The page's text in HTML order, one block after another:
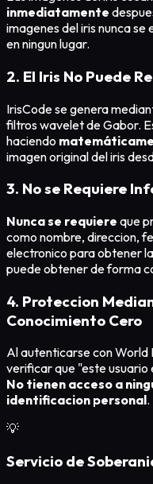
inmediatamente
imagenes del iris nunca se
en ningun lugar.
2. El Iris No Puede
IrisCode se genera
filtros wavelet de Gabor.
haciendo
imagen original del iris
3. No se Requiere
Nunca se requiere que
como nombre, direccion,
electronico para obtener
puede obtener de forma
4. Proteccion
Conocimiento Cero
Al autenticarse con World
verificar que "este usuario
No tienen acceso a
identificacion personal.
💡
Servicio de